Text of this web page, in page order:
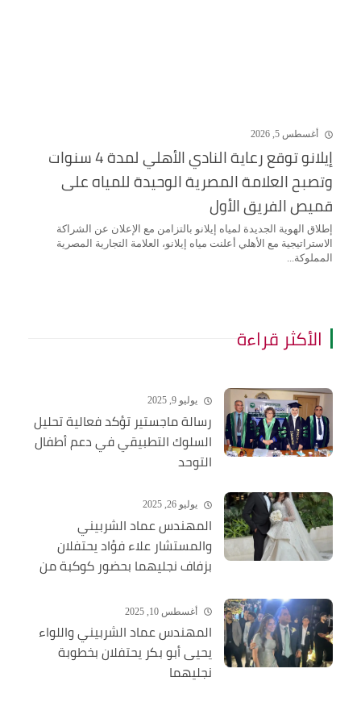
أغسطس 5, 2026
إيلانو توقع رعاية النادي الأهلي لمدة 4 سنوات
وتصبح العلامة المصرية الوحيدة للمياه على
قميص الفريق الأول
إطلاق الهوية الجديدة لمياه إيلانو بالتزامن مع الإعلان عن الشراكة
الاستراتيجية مع الأهلي أعلنت مياه إيلانو، العلامة التجارية المصرية
المملوكة...
الأكثر قراءة
يوليو 9, 2025
رسالة ماجستير تؤكد فعالية تحليل
السلوك التطبيقي في دعم أطفال
التوحد
يوليو 26, 2025
المهندس عماد الشربيني
والمستشار علاء فؤاد يحتفلان
بزفاف نجليهما بحضور كوكبة من
أغسطس 10, 2025
المهندس عماد الشربيني واللواء
يحيى أبو بكر يحتفلان بخطوبة
نجليهما